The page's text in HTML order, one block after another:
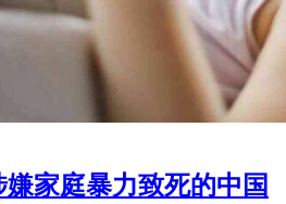
家庭暴力致死的中国